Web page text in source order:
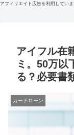
アフィリエイト広告を利用していま
アイフル在
ミ。50万以
る？必要書
カードローン